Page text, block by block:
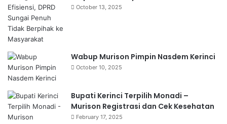
October 13, 2025
Wabup Murison Pimpin Nasdem Kerinci
October 10, 2025
Bupati Kerinci Terpilih Monadi –
Murison Registrasi dan Cek Kesehatan
February 17, 2025